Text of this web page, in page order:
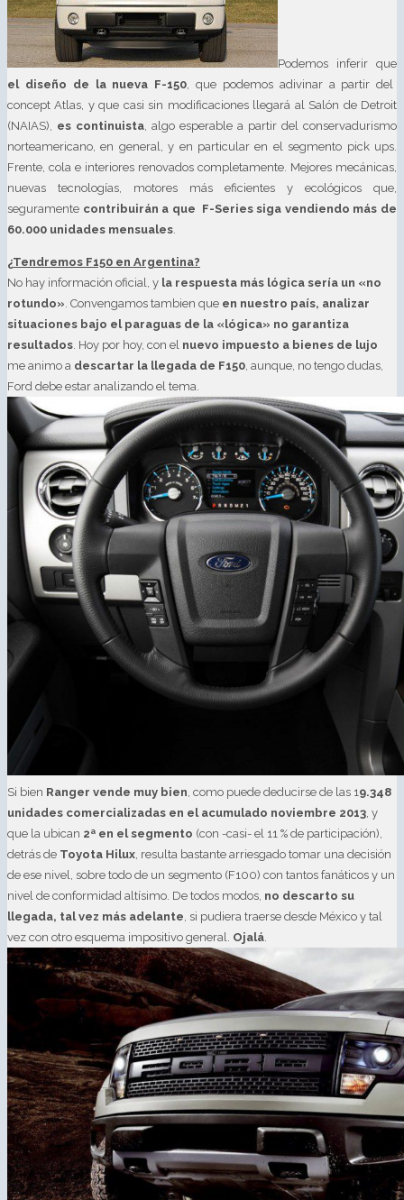
Podemos inferir que
el diseño de la nueva F-150 , que podemos adivinar a partir del
concept Atlas, y que casi sin modificaciones llegará al Salón de Detroit
(NAIAS), es continuista , algo esperable a partir del conservadurismo
norteamericano, en general, y en particular en el segmento pick ups.
Frente, cola e interiores renovados completamente. Mejores mecánicas,
nuevas tecnologías, motores más eficientes y ecológicos que,
seguramente contribuirán a que F-Series siga vendiendo más de
60.000 unidades mensuales
¿Tendremos F150 en Argentina?
No hay información oficial, y la respuesta más lógica sería un «no
rotundo» . Convengamos tambien que en nuestro país, analizar
situaciones bajo el paraguas de la «lógica» no garantiza
resultados . Hoy por hoy, con el nuevo impuesto a bienes de lujo
me animo a descartar la llegada de F150 , aunque, no tengo dudas,
Ford debe estar analizando el tema.
Si bien Ranger vende muy bien , como puede deducirse de las 1 9.348
unidades comercializadas en el acumulado noviembre 2013 , y
que la ubican 2ª en el segmento (con -casi- el 11 % de participación),
detrás de Toyota Hilux , resulta bastante arriesgado tomar una decisión
de ese nivel, sobre todo de un segmento (F100) con tantos fanáticos y un
nivel de conformidad altísimo. De todos modos, no descarto su
llegada, tal vez más adelante , si pudiera traerse desde México y tal
vez con otro esquema impositivo general. Ojalá